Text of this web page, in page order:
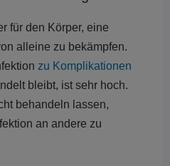
für den Körper, eine
alleine zu bekämpfen.
zu Komplikationen
bleibt, ist sehr hoch.
behandeln lassen,
an andere zu